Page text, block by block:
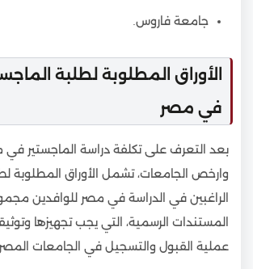
جامعة فاروس.
الأوراق المطلوبة لطلبة
في مصر
بعد التعرف على تكلفة دراسة الماجستير في
وارخص الجامعات، تشمل الأوراق المطلوبة
الراغبين في الدراسة في مصر للوافدين
المستندات الرسمية، التي يجب تجهيزها
عملية القبول والتسجيل في الجامعات